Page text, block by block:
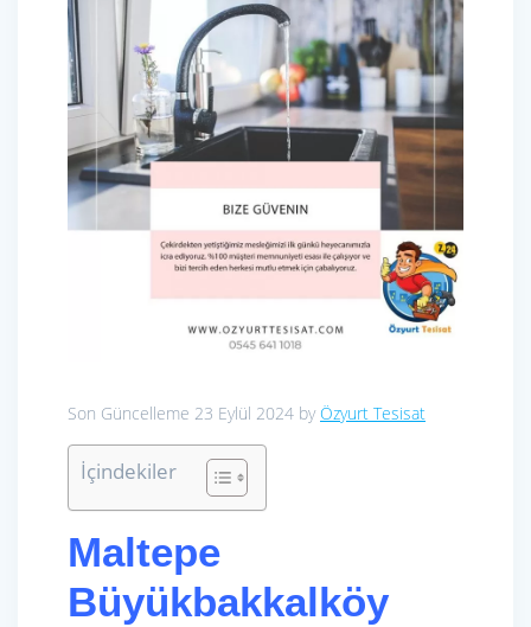
Son Güncelleme 23 Eylül 2024 by Özyurt Tesisat
İçindekiler
Maltepe
Büyükbakkalköy